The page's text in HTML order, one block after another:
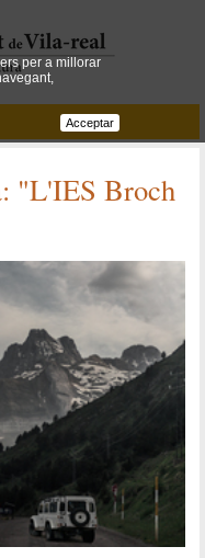
"L'IES Broch
per a millorar
Acceptar